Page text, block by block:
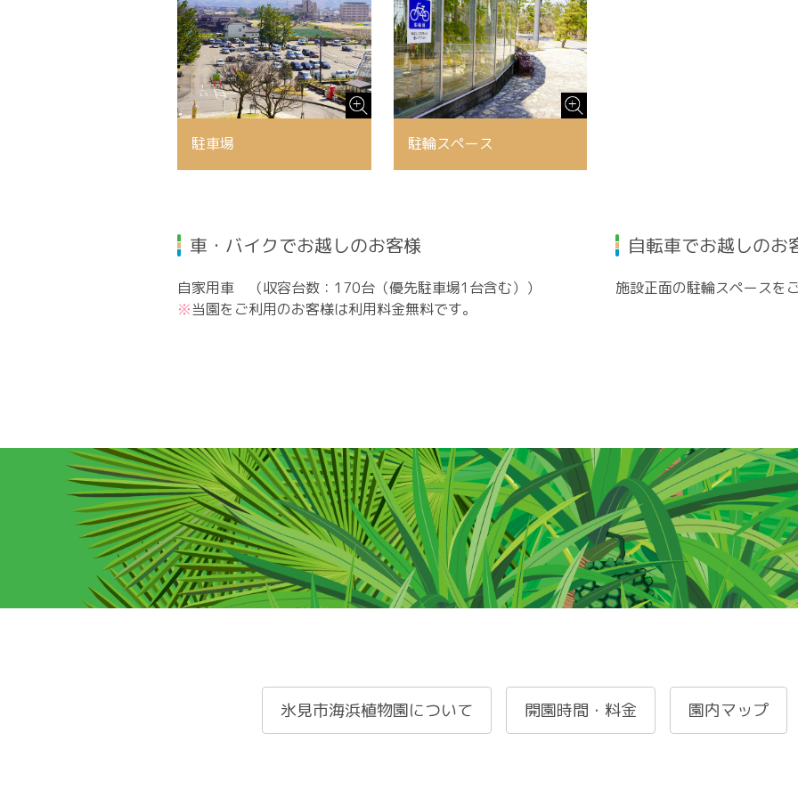
駐車場 駐輪スペース
車・バイクでお越しのお客様
自家用車 （収容台数：170台（優先駐車場1台含む））
当園をご利用のお客様は利用料金無料です。
自転車でお越しのお
施設正面の駐輪スペースを
氷見市海浜植物園について 開園時間・料金 園内マップ